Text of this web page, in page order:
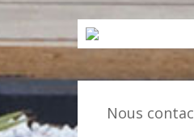
Nous